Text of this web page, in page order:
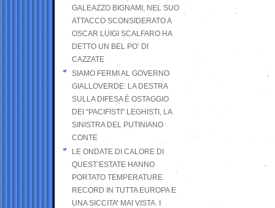
GALEAZZO BIGNAMI, NEL SUO
ATTACCO SCONSIDERATO A
OSCAR LUIGI SCALFARO HA
DETTO UN BEL PO’ DI
CAZZATE
SIAMO FERMI AL GOVERNO
GIALLOVERDE: LA DESTRA
SULLA DIFESA È OSTAGGIO
DEI “PACIFISTI” LEGHISTI, LA
SINISTRA DEL PUTINIANO
CONTE
LE ONDATE DI CALORE DI
QUEST’ESTATE HANNO
PORTATO TEMPERATURE
RECORD IN TUTTA EUROPA E
UNA SICCITA’ MAI VISTA. I